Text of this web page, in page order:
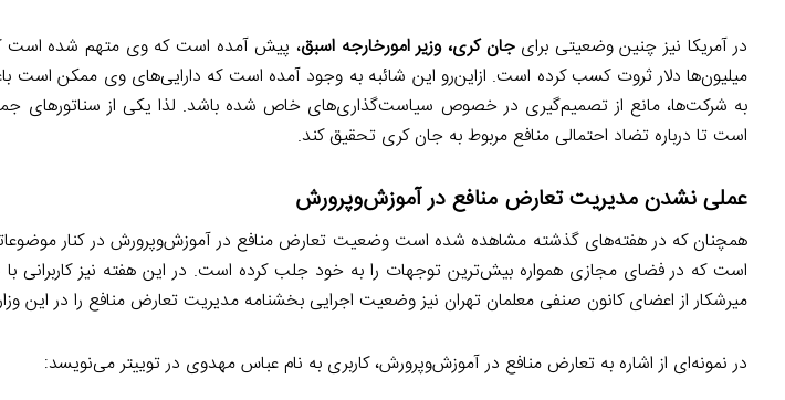
در آمریکا نیز چنین وضعیتی برایجان کری، وزیر امورخارجه اسبق، پیش آمده است که وی متهم شده است
میلیون‌ها دلار ثروت کسب کرده است. ازاین‌رو این شائبه به وجود آمده است که دارایی‌های وی ممکن است
به شرکت‌ها، مانع از تصمیم‌گیری در خصوص سیاست‌گذاری‌های خاص شده باشد. لذا یکی از سناتورهای
است تا درباره تضاد احتمالی منافع مربوط به جان کری تحقیق کند.
عملی نشدن مدیریت تعارض منافع در آموزش‌وپرورش
همچنان که در هفته‌های گذشته مشاهده شده است وضعیت تعارض منافع در آموزش‌وپرورش در کنار
است که در فضای مجازی همواره بیش‌ترین توجهات را به خود جلب کرده است. در این هفته نیز کاربرانی با
میرشکار از اعضای کانون صنفی معلمان تهران نیز وضعیت اجرایی بخشنامه مدیریت تعارض منافع را در این
در نمونه‌ای از اشاره به تعارض منافع در آموزش‌وپرورش، کاربری به نام عباس مهدوی در توییتر می‌نویسد: